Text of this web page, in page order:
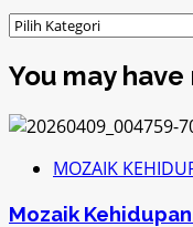
Kategori
You may
MOZAIK
Mozaik